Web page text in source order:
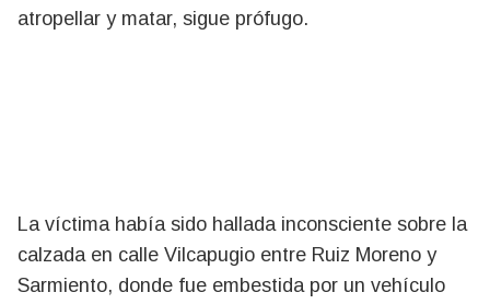
atropellar y matar, sigue prófugo.
La víctima había sido hallada inconsciente sobre la
calzada en calle Vilcapugio entre Ruiz Moreno y
Sarmiento, donde fue embestida por un vehículo